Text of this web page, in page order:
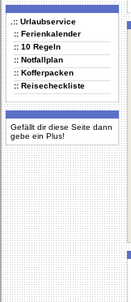
.:: Urlaubservice
:: Ferienkalender
:: 10 Regeln
:: Notfallplan
:: Kofferpacken
:: Reisecheckliste
Gefällt dir diese Seite dann
gebe ein Plus!